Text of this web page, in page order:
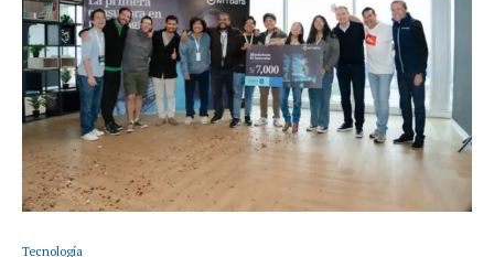
Tecnología